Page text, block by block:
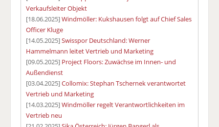
Verkaufsleiter Objekt
[18.06.2025]Windmöller: Kukshausen folgt auf Chief Sales
Officer Kluge
[14.05.2025]Swisspor Deutschland: Werner
Hammelmann leitet Vertrieb und Marketing
[09.05.2025] Project Floors: Zuwächse im Innen- und
Außendienst
[03.04.2025]Collomix: Stephan Tschernek verantwortet
Vertrieb und Marketing
[14.03.2025]Windmöller regelt Verantwortlichkeiten im
Vertrieb neu